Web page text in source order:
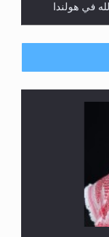
في هولندا
من مدرسة الحفظ